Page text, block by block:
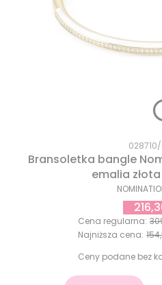
Bransoletka bangle
emalia
Cena regularna:
Najniższa cena:
Ceny podane bez